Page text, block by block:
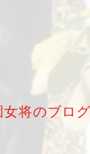
女将のブログ